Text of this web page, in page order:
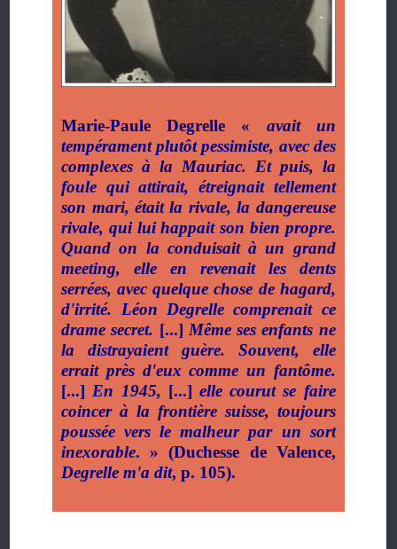
Marie-Paule Degrelle « avait un
tempérament plutôt pessimiste, avec des
complexes à la Mauriac. Et puis, la
foule qui attirait, étreignait tellement
son mari, était la rivale, la dangereuse
rivale, qui lui happait son bien propre.
Quand on la conduisait à un grand
meeting, elle en revenait les dents
serrées, avec quelque chose de hagard,
d'irrité. Léon Degrelle comprenait ce
drame secret. [...] Même ses enfants ne
la distrayaient guère. Souvent, elle
errait près d'eux comme un fantôme.
[...] En 1945, [...]elle courut se faire
coincer à la frontière suisse, toujours
poussée vers le malheur par un sort
inexorable. » (Duchesse de Valence,
Degrelle m'a dit, p. 105).